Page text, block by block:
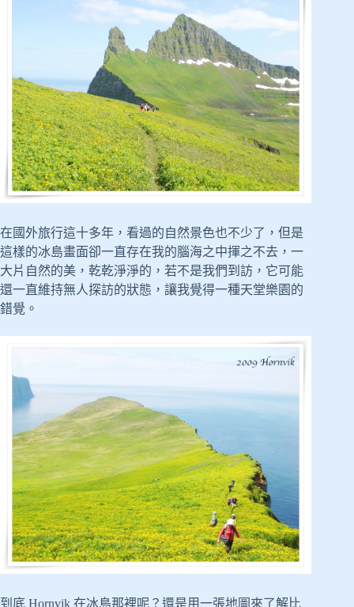
在國外旅行這十多年，看過的自然景色也不少了，但是
這樣的冰島畫面卻一直存在我的腦海之中揮之不去，一
大片自然的美，乾乾淨淨的，若不是我們到訪，它可能
還一直維持無人探訪的狀態，讓我覺得一種天堂樂園的
錯覺。
到底 Hornvik 在冰島那裡呢？還是用一張地圖來了解比